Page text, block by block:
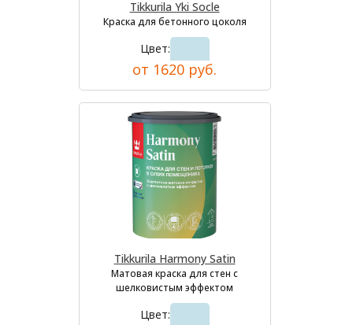
Tikkurila Yki Socle
Краска для бетонного цоколя
Цвет:
от 1620 руб.
Tikkurila Harmony Satin
Матовая краска для стен с
шелковистым эффектом
Цвет: